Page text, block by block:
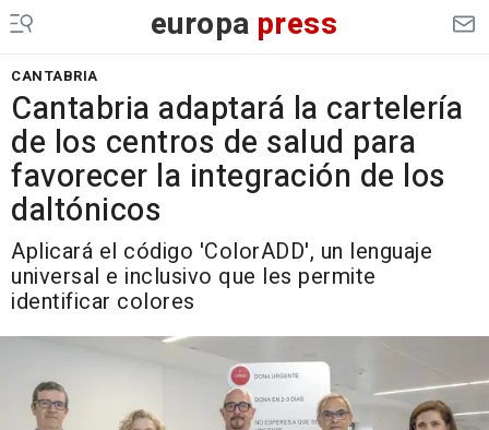
europa press
CANTABRIA
Cantabria adaptará la cartelería
de los centros de salud para
favorecer la integración de los
daltónicos
Aplicará el código 'ColorADD', un lenguaje
universal e inclusivo que les permite
identificar colores